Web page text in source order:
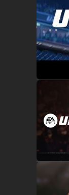
-
Este